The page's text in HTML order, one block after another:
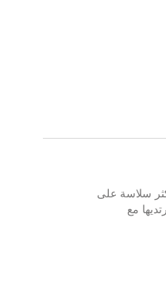
سلاسة على
مع